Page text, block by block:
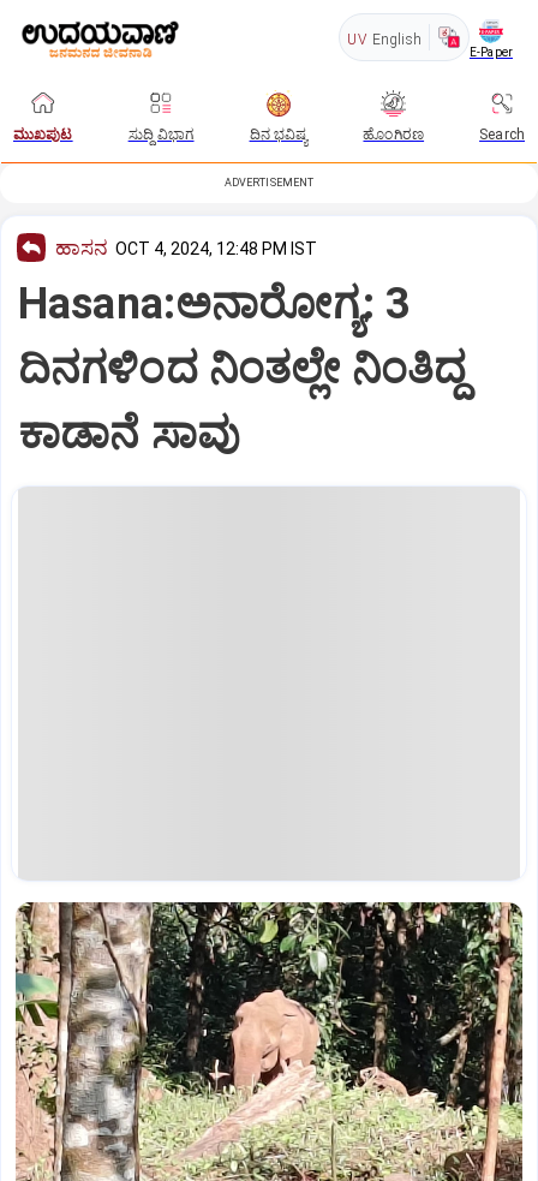
UV English
E-Paper
ಮುಖಪುಟ ಸುದ್ದಿ ವಿಭಾಗ ದಿನ ಭವಿಷ್ಯ ಹೊಂಗಿರಣ Search
ADVERTISEMENT
ಹಾಸನ OCT 4, 2024, 12:48 PM IST
Hasana:ಅನಾರೋಗ್ಯ: 3
ದಿನಗಳಿಂದ ನಿಂತಲ್ಲೇ ನಿಂತಿದ್ದ
ಕಾಡಾನೆ ಸಾವು